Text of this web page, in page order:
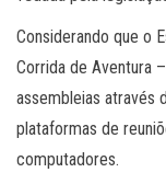
Considerando que o
Corrida de Aventura
assembleias através
plataformas de
computadores.